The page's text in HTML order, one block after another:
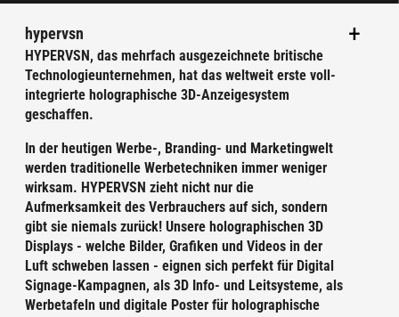
hypervsn
HYPERVSN, das mehrfach ausgezeichnete britische
Technologieunternehmen, hat das weltweit erste voll-
integrierte holographische 3D-Anzeigesystem
geschaffen.
In der heutigen Werbe-, Branding- und Marketingwelt
werden traditionelle Werbetechniken immer weniger
wirksam. HYPERVSN zieht nicht nur die
Aufmerksamkeit des Verbrauchers auf sich, sondern
gibt sie niemals zurück! Unsere holographischen 3D
Displays - welche Bilder, Grafiken und Videos in der
Luft schweben lassen - eignen sich perfekt für Digital
Signage-Kampagnen, als 3D Info- und Leitsysteme, als
Werbetafeln und digitale Poster für holographische